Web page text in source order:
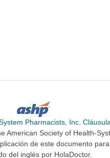
Pharmacists, Inc.
Society of Health-
de este documento
del inglés por HolaDoctor.